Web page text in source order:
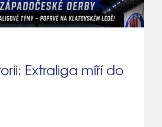
Extraliga míří do